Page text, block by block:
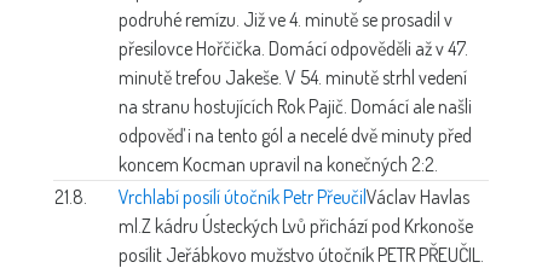
podruhé remízu. Již ve 4. minutě se prosadil v
přesilovce Hořčička. Domácí odpověděli až v 47.
minutě trefou Jakeše. V 54. minutě strhl vedení
na stranu hostujících Rok Pajič. Domácí ale našli
odpověď i na tento gól a necelé dvě minuty před
koncem Kocman upravil na konečných 2:2.
21.8.
Vrchlabí posílí útočník Petr PřeučilVáclav Havlas
ml. Z kádru Ústeckých Lvů přichází pod Krkonoše
posílit Jeřábkovo mužstvo útočník PETR PŘEUČIL.